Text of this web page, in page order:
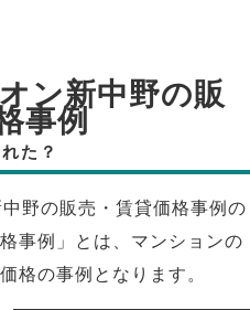
ン新中野の販
事例
た？
野の販売・賃貸価格事例の
事例」とは、マンションの
格の事例となります。